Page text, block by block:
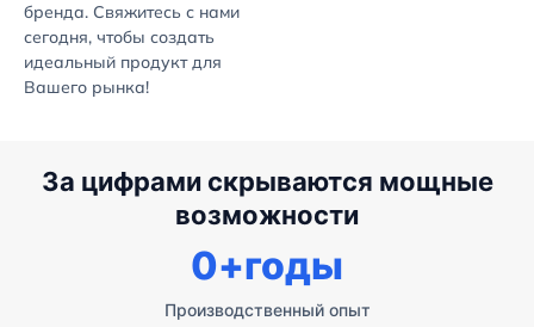
бренда. Свяжитесь с нами
сегодня, чтобы создать
идеальный продукт для
Вашего рынка!
За цифрами скрываются мощные
возможности
Производственный опыт
0+годы